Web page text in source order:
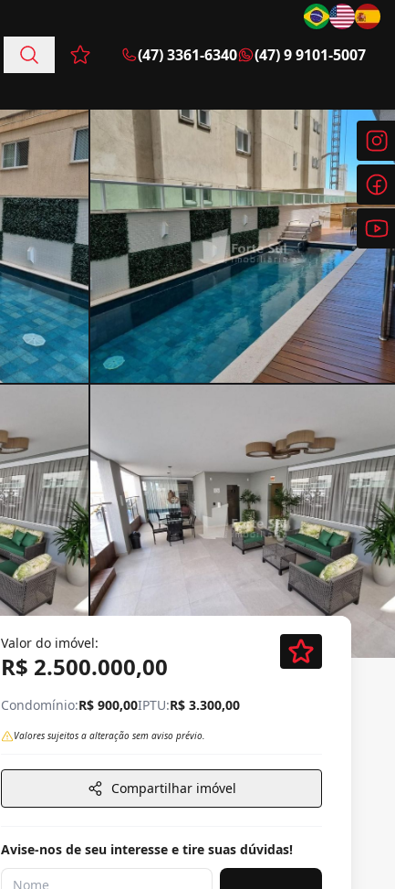
Favoritos (0 itens)
(47) 3361-6340 (47) 9 9101-5007
Valor do imóvel:
R$ 2.500.000,00
Condomínio:R$ 900,00IPTU:R$ 3.300,00
Valores sujeitos a alteração sem aviso prévio.
Compartilhar imóvel
Avise-nos de seu interesse e tire suas dúvidas!